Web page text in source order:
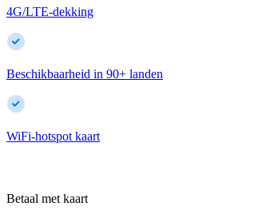
4G/LTE-dekking
Beschikbaarheid in 90+ landen
WiFi-hotspot kaart
Betaal met kaart